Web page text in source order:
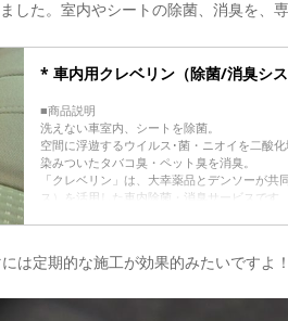
した。室内やシートの除菌、消臭を、
* 車内用クレベリン（除菌/消臭シス
■商品説明
洗えない車室内、シートを除菌。
空間に浮遊するウイルス･菌・ニオイを二酸
染みついたタバコ臭・ペット臭を消臭。
「クレベリン」は、大幸薬品とデンソーが
ス）を活用した車内除菌・消臭サービスです
□ウイルスが気になるお子様連れのご家族
は定期的な施工が効果的みたいですよ！